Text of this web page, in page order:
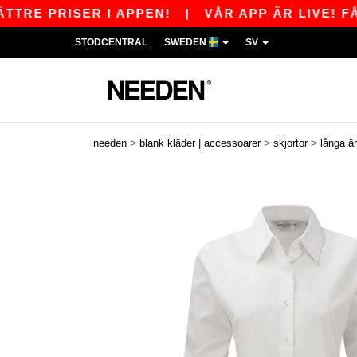
I APPEN!|VÅR APP ÄR LIVE! FÅ 110
STÖDCENTRAL SWEDEN SV
needen > blank kläder | accessoarer > skjortor > långa